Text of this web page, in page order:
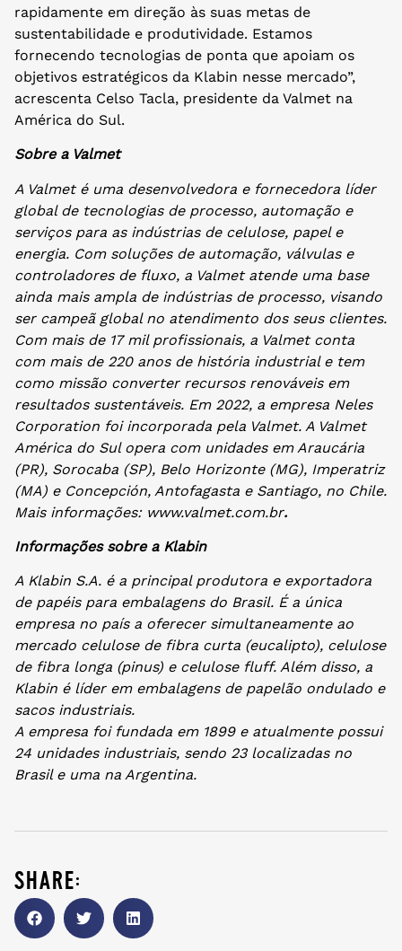
rapidamente em direção às suas metas de
sustentabilidade e produtividade. Estamos
fornecendo tecnologias de ponta que apoiam os
objetivos estratégicos da Klabin nesse mercado”,
acrescenta Celso Tacla, presidente da Valmet na
América do Sul.
Sobre a Valmet
A Valmet é uma desenvolvedora e fornecedora líder
global de tecnologias de processo, automação e
serviços para as indústrias de celulose, papel e
energia. Com soluções de automação, válvulas e
controladores de fluxo, a Valmet atende uma base
ainda mais ampla de indústrias de processo, visando
ser campeã global no atendimento dos seus clientes.
Com mais de 17 mil profissionais, a Valmet conta
com mais de 220 anos de história industrial e tem
como missão converter recursos renováveis em
resultados sustentáveis. Em 2022, a empresa Neles
Corporation foi incorporada pela Valmet. A Valmet
América do Sul opera com unidades em Araucária
(PR), Sorocaba (SP), Belo Horizonte (MG), Imperatriz
(MA) e Concepción, Antofagasta e Santiago, no Chile.
Mais informações: www.valmet.com.br.
Informações sobre a Klabin
A Klabin S.A. é a principal produtora e exportadora
de papéis para embalagens do Brasil. É a única
empresa no país a oferecer simultaneamente ao
mercado celulose de fibra curta (eucalipto), celulose
de fibra longa (pinus) e celulose fluff. Além disso, a
Klabin é líder em embalagens de papelão ondulado e
sacos industriais.
A empresa foi fundada em 1899 e atualmente possui
24 unidades industriais, sendo 23 localizadas no
Brasil e uma na Argentina.
share: